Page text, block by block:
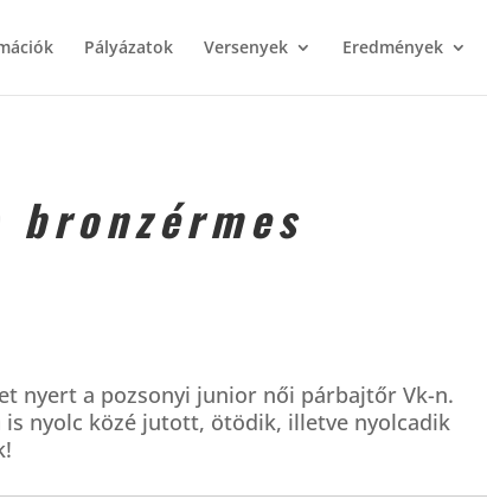
Pályázatok Versenyek Eredmények
bronzérmes
nyert a pozsonyi junior női párbajtőr Vk-n.
is nyolc közé jutott, ötödik, illetve nyolcadik